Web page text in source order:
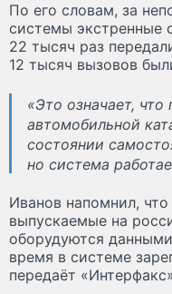
По его словам, за
системы
22 тысяч раз
12 тысяч вызовов
«Это означает,
автомобильной
состоянии
но система
Иванов напомнил,
выпускаемые на
оборудуются
время в системе
передаёт